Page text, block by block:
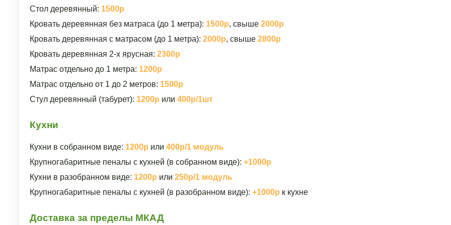
Стол деревянный: 1500р
Кровать деревянная без матраса (до 1 метра): 1500р, свыше 2000р
Кровать деревянная с матрасом (до 1 метра): 2000р, свыше 2800р
Кровать деревянная 2-х ярусная: 2300р
Матрас отдельно до 1 метра: 1200р
Матрас отдельно от 1 до 2 метров: 1500р
Стул деревянный (табурет): 1200р или 400р/1шт
Кухни
Кухни в собранном виде: 1200р или 400р/1 модуль
Крупногабаритные пеналы с кухней (в собранном виде): +1000р
Кухни в разобранном виде: 1200р или 250р/1 модуль
Крупногабаритные пеналы с кухней (в разобранном виде): +1000р к кухне
Доставка за пределы МКАД